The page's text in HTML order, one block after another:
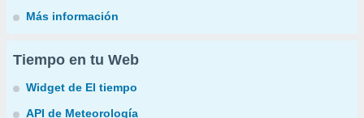
Más información
Tiempo en tu Web
Widget de El tiempo
API de Meteorología